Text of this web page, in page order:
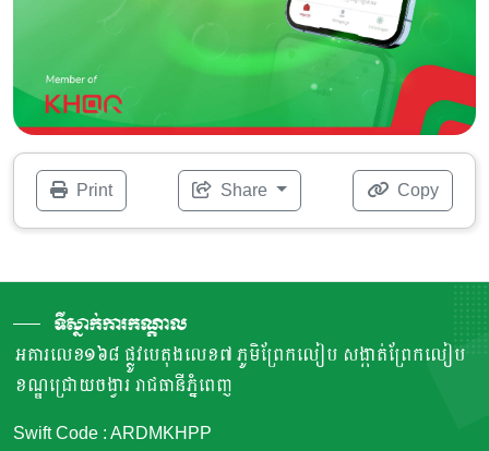
Print Share Copy
ទីស្នាក់ការកណ្តាល
អគារលេខ១៦៨ ផ្លូវបេតុងលេខ៧ ភូមិព្រែកលៀប សង្កាត់ព្រែកលៀប
ខណ្ឌជ្រោយចង្វារ រាជធានីភ្នំពេញ
Swift Code : ARDMKHPP